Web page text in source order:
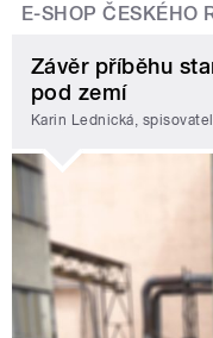
E-SHOP ČESKÉHO
Závěr příběhu
pod zemí
Karin Lednická,